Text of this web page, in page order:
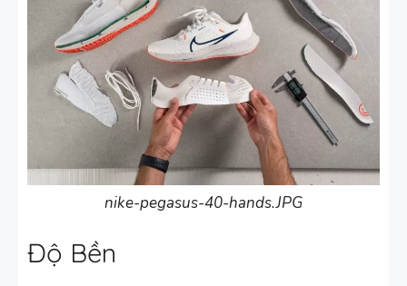
nike-pegasus-40-hands.JPG
Độ Bền